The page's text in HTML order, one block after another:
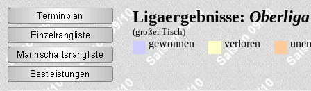
Ligaergebnisse:
(großer Tisch)
gewonnen verloren